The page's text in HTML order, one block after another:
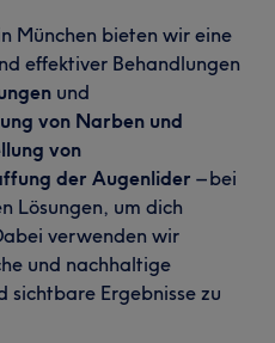
München bieten wir eine
effektiver Behandlungen
und
von Narben und
von
der Augenlider – bei
Lösungen, um dich
verwenden wir
und nachhaltige
sichtbare Ergebnisse zu